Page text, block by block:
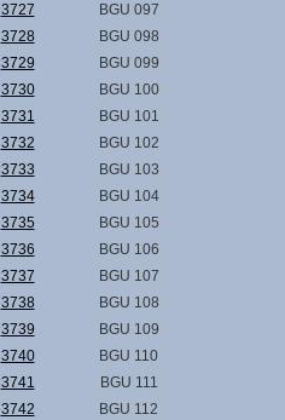
3727
BGU 097
3728
BGU 098
3729
BGU 099
3730
BGU 100
3731
BGU 101
3732
BGU 102
3733
BGU 103
3734
BGU 104
3735
BGU 105
3736
BGU 106
3737
BGU 107
3738
BGU 108
3739
BGU 109
3740
BGU 110
3741
BGU 111
3742
BGU 112